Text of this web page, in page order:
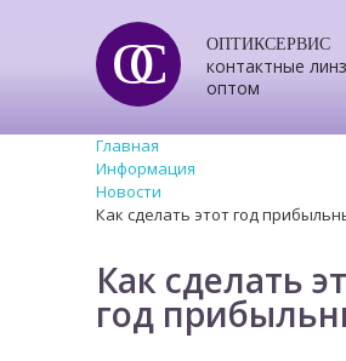
ОС ОПТИКСЕРВИС
контактные
оптом
Главная
Информация
Новости
Как сделать этот год
Как сделать
год